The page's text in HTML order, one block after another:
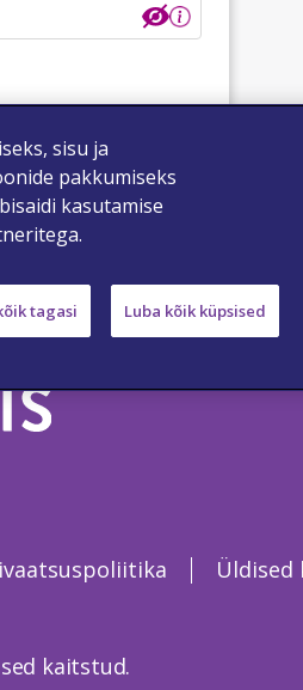
Üldised
kaitstud.
sisu ja
pakkumiseks
kasutamise
tagasi Luba kõik küpsised